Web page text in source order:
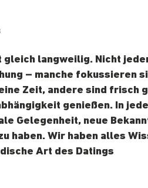
gleich langweilig. Nicht
– manche fokussieren
Zeit, andere sind frisch
genießen. In
Gelegenheit, neue
haben. Wir haben alles
Art des Datings